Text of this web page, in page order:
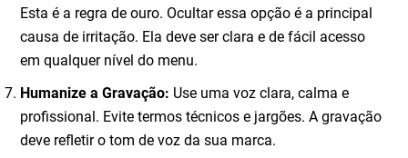
Esta é a regra de ouro. Ocultar essa opção é a principal
causa de irritação. Ela deve ser clara e de fácil acesso
em qualquer nível do menu.
Humanize a Gravação: Use uma voz clara, calma e
profissional. Evite termos técnicos e jargões. A gravação
deve refletir o tom de voz da sua marca.